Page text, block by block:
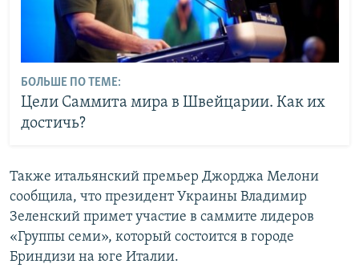
БОЛЬШЕ ПО ТЕМЕ:
Цели Саммита мира в Швейцарии. Как их
достичь?
Также итальянский премьер Джорджа Мелони
сообщила, что президент Украины Владимир
Зеленский примет участие в саммите лидеров
«Группы семи», который состоится в городе
Бриндизи на юге Италии.